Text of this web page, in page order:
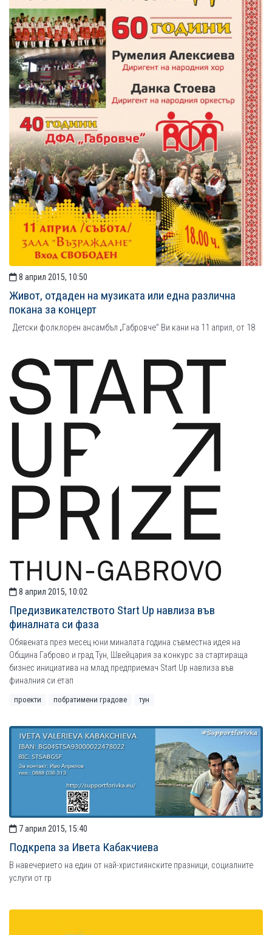
8 април 2015, 10:50
Живот, отдаден на музиката или една различна
покана за концерт
Детски фолклорен ансамбъл „Габровче” Ви кани на 11 април, от 18
8 април 2015, 10:02
Предизвикателството Start Up навлиза във
финалната си фаза
Обявената през месец юни миналата година съвместна идея на
Община Габрово и град Тун, Швейцария за конкурс за стартираща
бизнес инициатива на млад предприемач Start Up навлиза във
финалния си етап
проекти побратимени градове тун
7 април 2015, 15:40
Подкрепа за Ивета Кабакчиева
В навечерието на един от най-християнските празници, социалните
услуги от гр